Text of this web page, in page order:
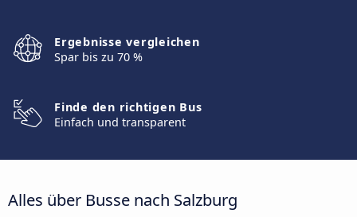
Ergebnisse vergleichen
Spar bis zu 70 %
Finde den richtigen Bus
Einfach und transparent
Alles über Busse nach Salzburg